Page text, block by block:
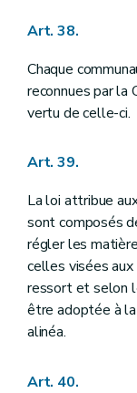
Art. 38.
Chaque
reconnues par la
vertu de celle-ci.
Art. 39.
La loi attribue
sont composés
régler les
celles visées
ressort et selon
être adoptée à
alinéa.
Art. 40.